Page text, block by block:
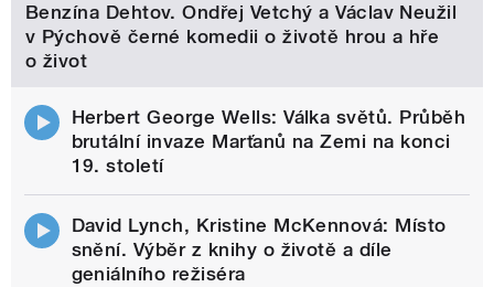
Benzína Dehtov. Ondřej Vetchý a Václav Neužil
v Pýchově černé komedii o životě hrou a hře
o život
Herbert George Wells: Válka světů. Průběh
brutální invaze Marťanů na Zemi na konci
19. století
David Lynch, Kristine McKennová: Místo
snění. Výběr z knihy o životě a díle
geniálního režiséra